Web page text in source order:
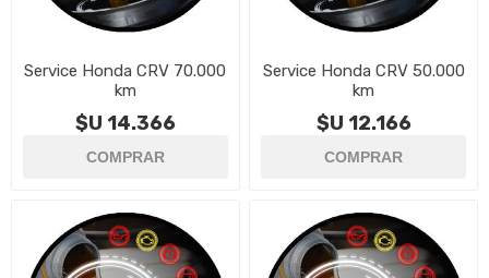
Service Honda CRV 70.000
km
$U 14.366
Service Honda CRV 50.000
km
$U 12.166